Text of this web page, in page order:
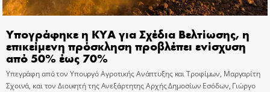
Υπογράφηκε η ΚΥΑ για Σχέδια Βελτίωσης, η
επικείμενη πρόσκληση προβλέπει ενίσχυση
από 50% έως 70%
Υπεγράφη από τον Υπουργό Αγροτικής Ανάπτυξης και Τροφίμων, Μαργαρίτη
Σχοινά, και τον Διοικητή της Ανεξάρτητης Αρχής Δημοσίων Εσόδων, Γιώργο